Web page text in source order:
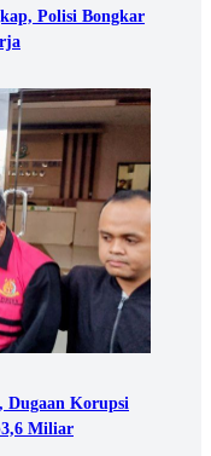
Polisi Bongkar
Dugaan Korupsi
Miliar